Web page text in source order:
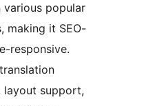
popular
making it SEO-
responsive.
layout support,